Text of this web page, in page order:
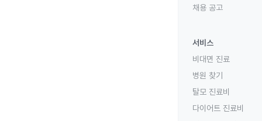
채용 공고
서비스
비대면 진료
병원 찾기
탈모 진료비
다이어트 진료비